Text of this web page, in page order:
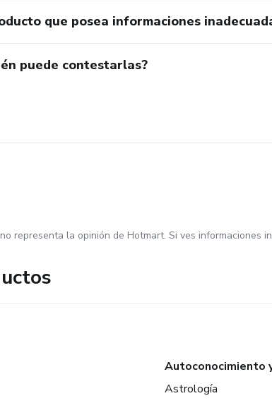
que posea informaciones
puede contestarlas?
representa la opinión de Hotmart. Si ves informaciones
Autoconocimiento
Astrología